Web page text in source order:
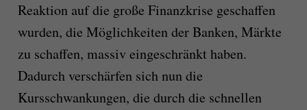
Reaktion auf die große Finanzkrise geschaffen
wurden, die Möglichkeiten der Banken, Märkte
zu schaffen, massiv eingeschränkt haben.
Dadurch verschärfen sich nun die
Kursschwankungen, die durch die schnellen